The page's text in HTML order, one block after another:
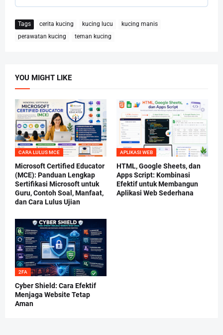
Tags cerita kucing kucing lucu
kucing manis
perawatan kucing
teman kucing
YOU MIGHT LIKE
CARA LULUS MCE
Microsoft Certified Educator
(MCE): Panduan Lengkap
Sertifikasi Microsoft untuk
Guru, Contoh Soal, Manfaat,
dan Cara Lulus Ujian
APLIKASI WEB
HTML, Google Sheets, dan
Apps Script: Kombinasi
Efektif untuk Membangun
Aplikasi Web Sederhana
2FA
Cyber Shield: Cara Efektif
Menjaga Website Tetap
Aman